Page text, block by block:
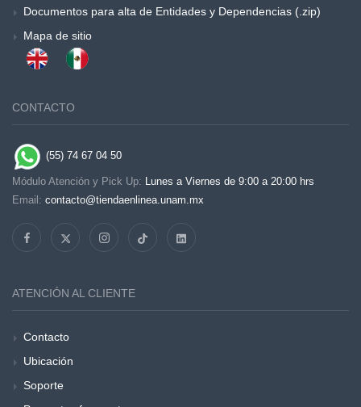
Documentos para alta de Entidades y Dependencias (.zip)
Mapa de sitio
CONTACTO
(55) 74 67 04 50
Módulo Atención y Pick Up: Lunes a Viernes de 9:00 a 20:00 hrs
Email: contacto@tiendaenlinea.unam.mx
ATENCIÓN AL CLIENTE
Contacto
Ubicación
Soporte